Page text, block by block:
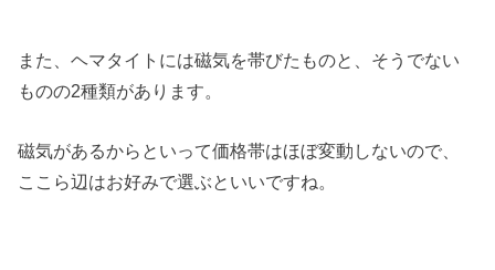
また、ヘマタイトには磁気を帯びたものと、そうでない
ものの2種類があります。
磁気があるからといって価格帯はほぼ変動しないので、
ここら辺はお好みで選ぶといいですね。